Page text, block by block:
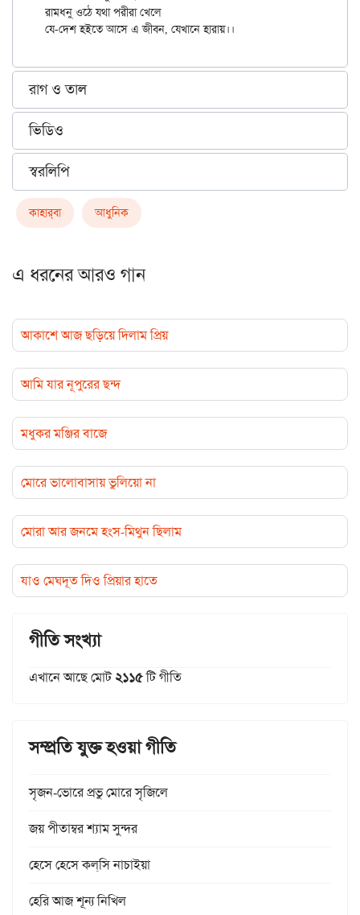
রামধনু ওঠে যথা পরীরা খেলে
রাগ ও তাল
ভিডিও
স্বরলিপি
কাহার্‌বা আধুনিক
এ ধরনের আরও গান
আকাশে আজ ছড়িয়ে দিলাম প্রিয়
আমি যার নূপুরের ছন্দ
মধুকর মঞ্জির বাজে
মোরে ভালোবাসায় ভুলিয়ো না
মোরা আর জনমে হংস-মিথুন ছিলাম
যাও মেঘদূত দিও প্রিয়ার হাতে
গীতি সংখ্যা
এখানে আছে মোট২১১৫টি গীতি
সম্প্রতি যুক্ত হওয়া গীতি
সৃজন-ভোরে প্রভু মোরে সৃজিলে
জয় পীতাম্বর শ্যাম সুন্দর
হেসে হেসে কল্‌সি নাচাইয়া
হেরি আজ শূন্য নিখিল